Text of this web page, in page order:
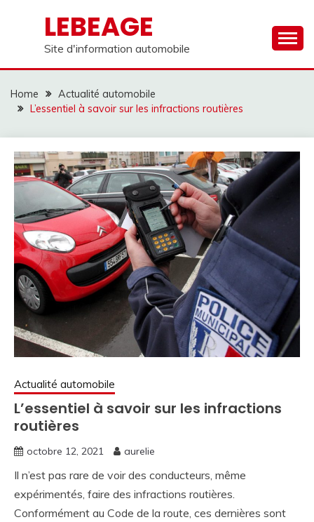
LEBEAGE
Site d'information automobile
Home
Actualité automobile
L’essentiel à savoir sur les infractions routières
Actualité automobile
L’essentiel à savoir sur les infractions
routières
octobre 12, 2021 aurelie
Il n’est pas rare de voir des conducteurs, même
expérimentés, faire des infractions routières.
Conformément au Code de la route, ces dernières sont